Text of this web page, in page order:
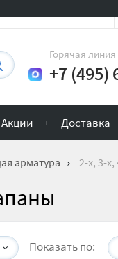
самовывоза
Горячая линия
+7 (495)
Акции Доставка
арматура 2-х, 3-
Показать по: